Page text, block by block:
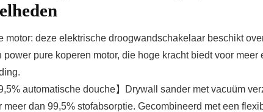
motor: deze elektrische droogwandschakelaar beschikt
power pure koperen motor, die hoge kracht biedt voor meer
automatische douche】Drywall sander met vacuüm
meer dan 99,5% stofabsorptie. Gecombineerd met een